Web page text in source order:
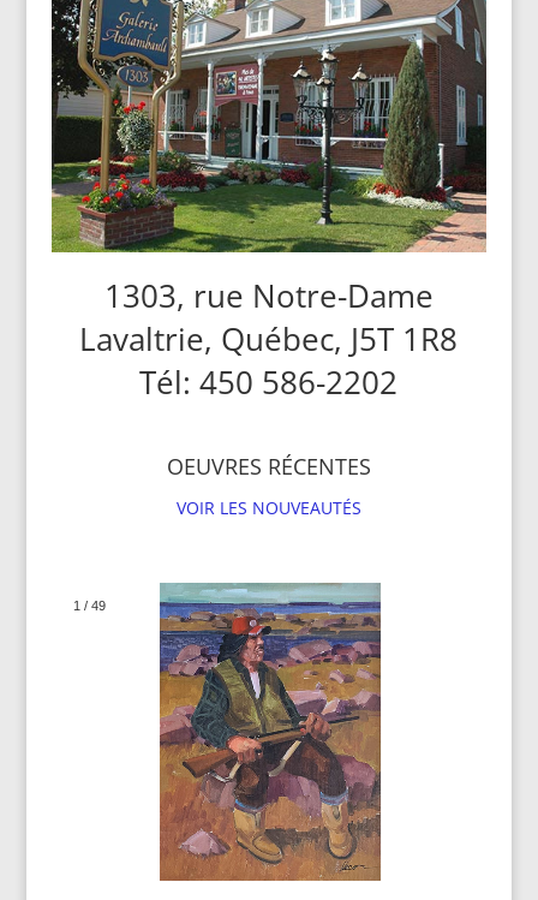
1303, rue Notre-Dame
Lavaltrie, Québec, J5T 1R8
Tél: 450 586-2202
OEUVRES RÉCENTES
VOIR LES NOUVEAUTÉS
1 / 49